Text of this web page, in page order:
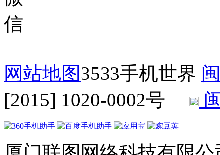
网站地图3533手机世界
[2015] 1020-0002号